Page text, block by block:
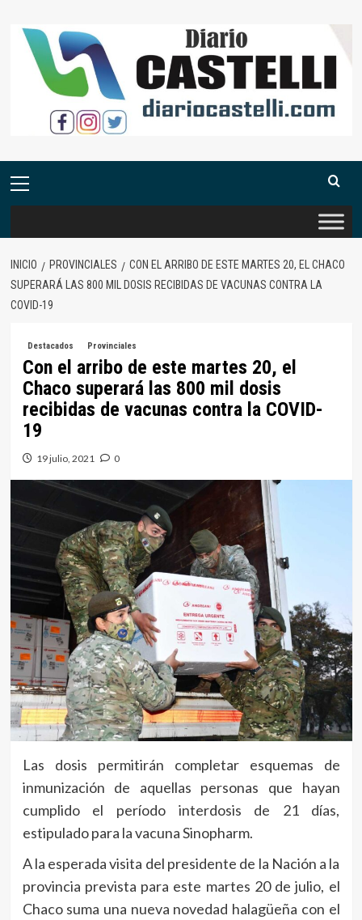
contenido
Menú
INICIO PROVINCIALES
CON EL ARRIBO DE ESTE MARTES 20, EL CHACO
SUPERARÁ LAS 800 MIL DOSIS RECIBIDAS DE VACUNAS CONTRA LA
COVID-19
Destacados Provinciales
Con el arribo de este martes 20, el
Chaco superará las 800 mil dosis
recibidas de vacunas contra la COVID-
19
19 julio, 2021 0
Las dosis permitirán completar esquemas de
inmunización de aquellas personas que hayan
cumplido el período interdosis de 21 días,
estipulado para la vacuna Sinopharm.
A la esperada visita del presidente de la Nación a la
provincia prevista para este martes 20 de julio, el
Chaco suma una nueva novedad halagüeña con el